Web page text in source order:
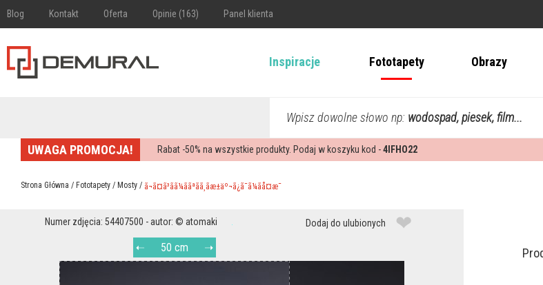
Blog Kontakt Oferta Opinie (163) Panel klienta
Inspiracje Fototapety Obrazy
Wpisz dowolne słowo np: wodospad, piesek, film...
UWAGA PROMOCJA! Rabat -50% na wszystkie produkty. Podaj w koszyku kod -4IFHO22
Strona Główna / Fototapety / Mosty / ã¬ã¤ã³ãã¼ããªãã¸ãæ±äº¬ã¿ã¯ã¼ãå¤æ¯
Numer zdjęcia: 54407500 - autor: © atomaki Dodaj do ulubionych ❤
50 cm